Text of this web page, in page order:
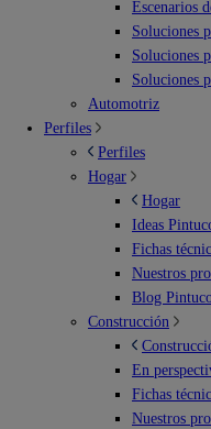
Escenarios
Soluciones
Soluciones
Soluciones
Automotriz
Perfiles
Perfiles
Hogar
Hogar
Ideas
Fichas
Nuestros
Blog
Construcción
En
Fichas
Nuestros